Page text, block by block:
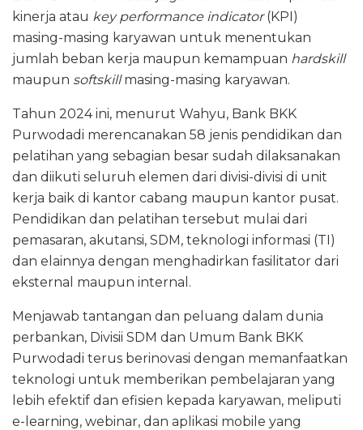
kinerja atau key performance indicator(KPI)
masing-masing karyawan untuk menentukan
jumlah beban kerja maupun kemampuan hardskill
maupun softskillmasing-masing karyawan.
Tahun 2024 ini, menurut Wahyu, Bank BKK
Purwodadi merencanakan 58 jenis pendidikan dan
pelatihan yang sebagian besar sudah dilaksanakan
dan diikuti seluruh elemen dari divisi-divisi di unit
kerja baik di kantor cabang maupun kantor pusat.
Pendidikan dan pelatihan tersebut mulai dari
pemasaran, akutansi, SDM, teknologi informasi (TI)
dan elainnya dengan menghadirkan fasilitator dari
eksternal maupun internal.
Menjawab tantangan dan peluang dalam dunia
perbankan, Divisii SDM dan Umum Bank BKK
Purwodadi terus berinovasi dengan memanfaatkan
teknologi untuk memberikan pembelajaran yang
lebih efektif dan efisien kepada karyawan, meliputi
e-learning, webinar, dan aplikasi mobile yang